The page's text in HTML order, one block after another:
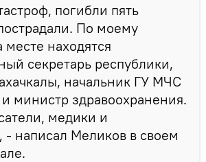
погибли пять
По моему
находятся
секретарь республики,
начальник ГУ МЧС
министр здравоохранения.
медики и
- написал Меликов в своем